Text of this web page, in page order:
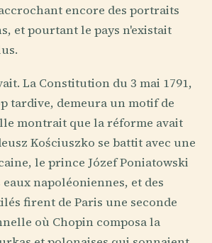
encore des portraits
et pourtant le pays n'existait
La Constitution du 3 mai 1791,
tardive, demeura un motif de
montrait que la réforme avait
Kościuszko se battit avec une
le prince Józef Poniatowski
napoléoniennes, et des
firent de Paris une seconde
où Chopin composa la